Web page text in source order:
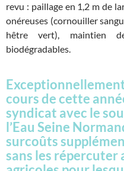
revu : paillage en 1,2 m de
onéreuses (cornouiller
hêtre vert), maintien
biodégradables.
cours de cette
syndicat avec le
l’Eau Seine
surcoûts
sans les répercuter